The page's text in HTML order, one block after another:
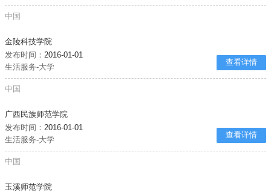
中国
金陵科技学院
发布时间：2016-01-01
生活服务-大学
查看详情
中国
广西民族师范学院
发布时间：2016-01-01
生活服务-大学
查看详情
中国
玉溪师范学院